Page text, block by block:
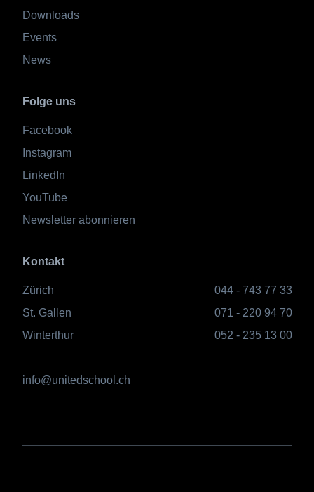
Downloads
Events
News
Folge uns
Facebook
Instagram
LinkedIn
YouTube
Newsletter abonnieren
Kontakt
Zürich
044 - 743 77 33
St. Gallen
071 - 220 94 70
Winterthur
052 - 235 13 00
info@unitedschool.ch